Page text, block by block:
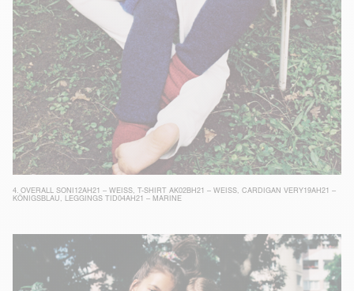
4. OVERALL SONI12AH21 – WEISS T-SHIRT AK02BH21 – WEISS CARDIGAN VERY19AH21 –
KÖNIGSBLAU
LEGGINGS TID04AH21 – MARINE